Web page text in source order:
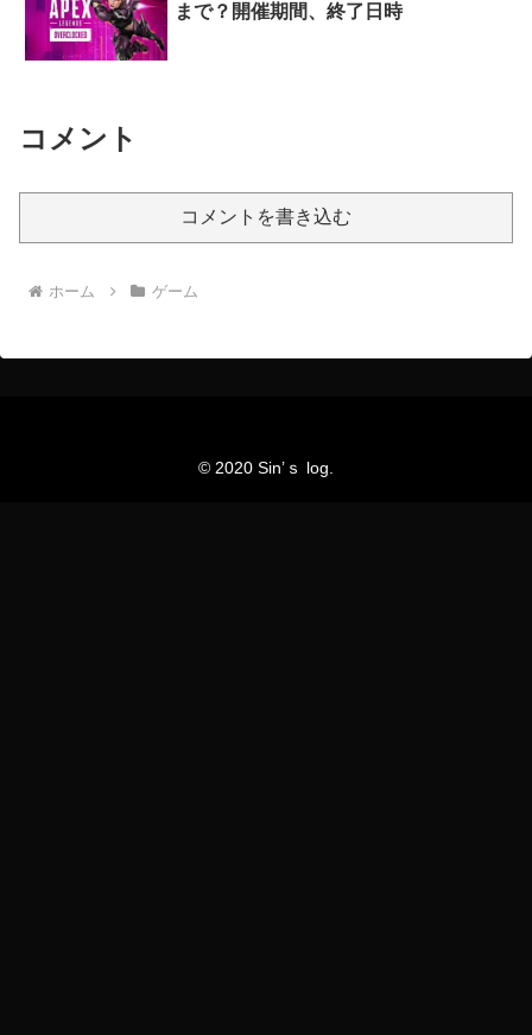
まで？開催期間、終了日時
コメント
コメントを書き込む
ホーム ゲーム
© 2020 Sin’ｓ log.